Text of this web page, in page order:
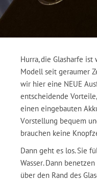
Hurra, die Glasharfe
Modell seit geraumer
wir hier eine NEUE
entscheidende
einen eingebauten
Vorstellung bequem
brauchen keine
Dann geht es los. Sie
Wasser. Dann
über den Rand des